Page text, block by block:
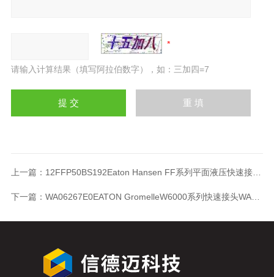
请输入计算结果（填写阿拉伯数字），如：三加四=7
上一篇： 12FFP50BS192Eaton Hansen FF系列平面液压快速接头12FFP50BS192
下一篇： WA06267E0EATON GromelleW6000系列快速接头WA06267E0